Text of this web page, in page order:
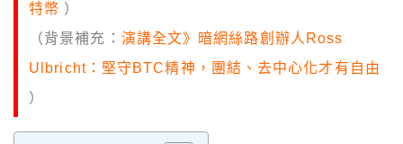
特幣 ）
（背景補充： 演講全文》暗網絲路創辦人Ross
Ulbricht：堅守BTC精神，團結、去中心化才有自由
）